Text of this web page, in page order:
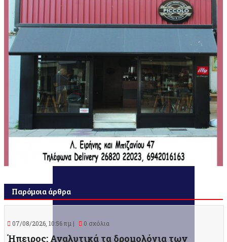
Παρόμοια άρθρα
07/08/2026, 10:56 πμ | 0 σχόλια
Ήπειρος: Αναλυτικά τα δρομολόγια των